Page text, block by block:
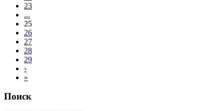
23
...
25
26
27
28
29
›
»
Поиск